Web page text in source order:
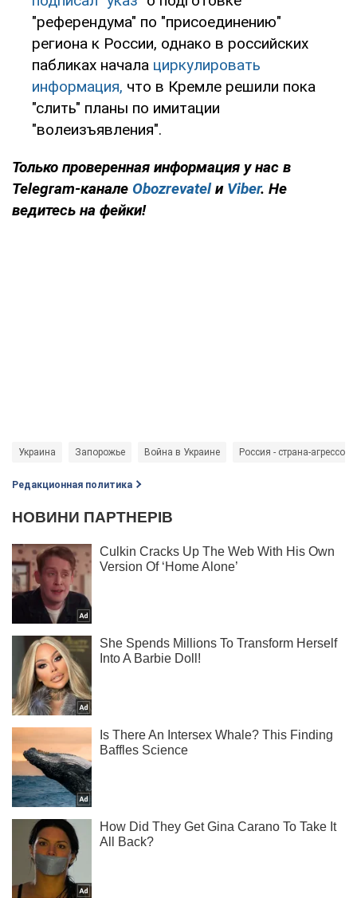
"референдума" по "присоединению"
региона к России, однако в российских
пабликах начала циркулировать
информация, что в Кремле решили пока
"слить" планы по имитации
"волеизъявления".
Только проверенная информация у нас в
Telegram-канале Obozrevatelи Viber. Не
ведитесь на фейки!
Украина Запорожье Война в Украине Россия - страна-агрессор
Редакционная политика